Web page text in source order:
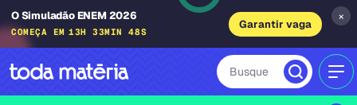
O Simuladão ENEM 2026
COMEÇA EM 13H 33MIN 47S
Garantir vaga
×
Busque